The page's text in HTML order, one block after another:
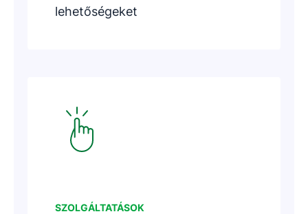
lehetőségeket
SZOLGÁLTATÁSOK
Új ablakban nyílik meg